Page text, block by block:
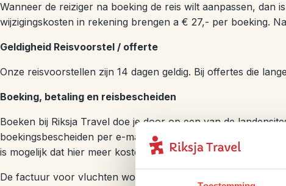
Wanneer de reiziger na boeking de reis wilt aanpassen, dan
wijzigingskosten in rekening brengen a € 27,- per boeking.
Geldigheid Reisvoorstel / offerte
Onze reisvoorstellen zijn 14 dagen geldig. Bij offertes die
Boeking, betaling en reisbescheiden
Boeken bij Riksja Travel doe je door op een van de
boekingsbescheiden per e-mail toegestuurd. Mocht het
is mogelijk dat hier meer kosten aan verbonden zijn.
De factuur voor vluchten wordt bij de ontvangstbevestiging